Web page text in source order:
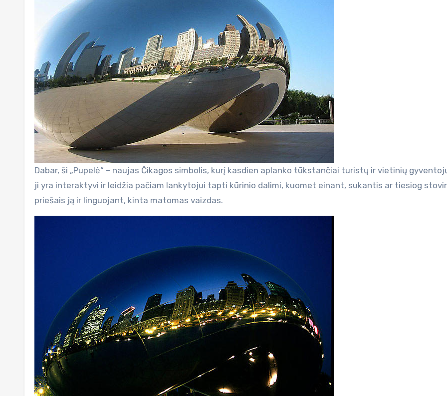
Dabar, ši „Pupelė“ – naujas Čikagos simbolis, kurį kasdien aplanko tūkstančiai turistų ir vietinių
ji yra interaktyvi ir leidžia pačiam lankytojui tapti kūrinio dalimi, kuomet einant, sukantis ar tiesiog
priešais ją ir linguojant, kinta matomas vaizdas.